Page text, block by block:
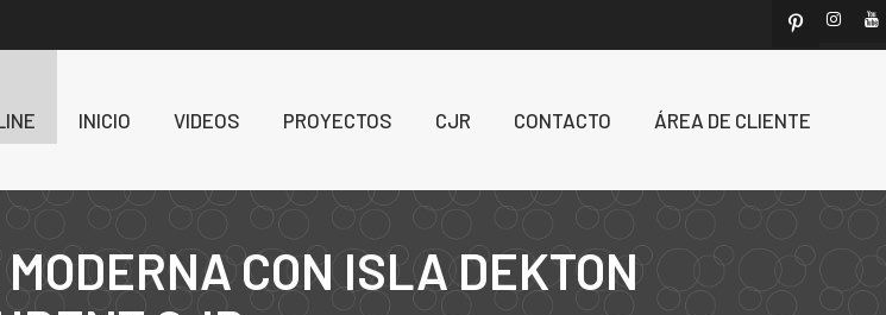
INICIO VIDEOS PROYECTOS CJR CONTACTO ÁREA DE CLIENTE
CON ISLA DEKTON